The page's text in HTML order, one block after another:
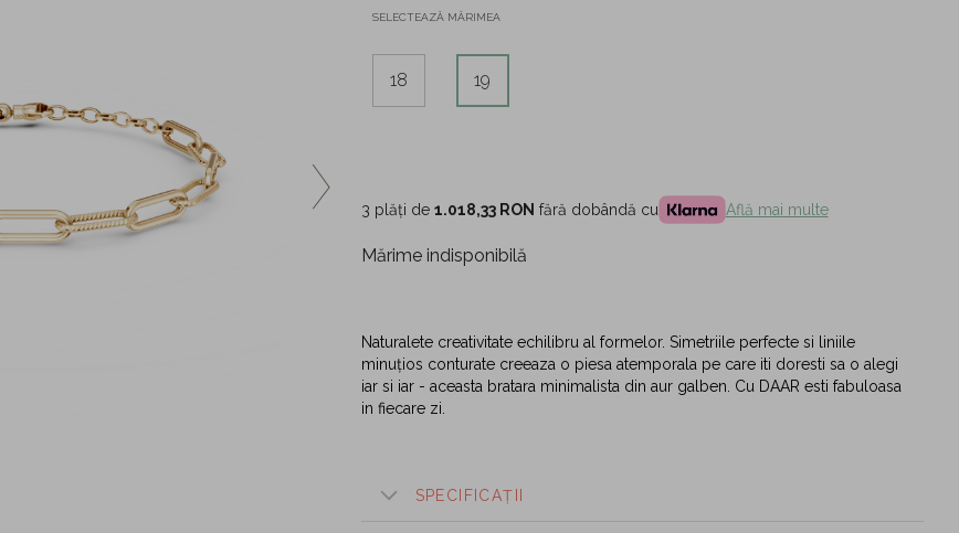
SELECTEAZĂ MĂRIMEA
18 19
3 plăți de 1.018,33 RON fără dobândă cu Află mai multe
Mărime indisponibilă
Naturalete creativitate echilibru al formelor. Simetriile perfecte si liniile
minuțios conturate creeaza o piesa atemporala pe care iti doresti sa o alegi
iar si iar - aceasta bratara minimalista din aur galben. Cu DAAR esti fabuloasa
in fiecare zi.
SPECIFICAȚII